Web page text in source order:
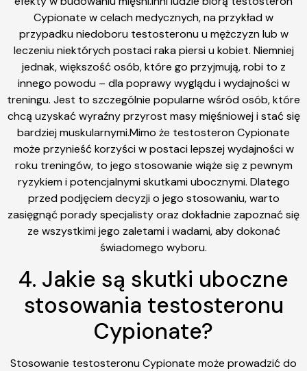
Cypionate w celach medycznych, na przykład w
przypadku niedoboru testosteronu u mężczyzn lub w
leczeniu niektórych postaci raka piersi u kobiet. Niemniej
jednak, większość osób, które go przyjmują, robi to z
innego powodu – dla poprawy wyglądu i wydajności w
treningu. Jest to szczególnie popularne wśród osób, które
chcą uzyskać wyraźny przyrost masy mięśniowej i stać się
bardziej muskularnymi.Mimo że testosteron Cypionate
może przynieść korzyści w postaci lepszej wydajności w
roku treningów, to jego stosowanie wiąże się z pewnym
ryzykiem i potencjalnymi skutkami ubocznymi. Dlatego
przed podjęciem decyzji o jego stosowaniu, warto
zasięgnąć porady specjalisty oraz dokładnie zapoznać się
ze wszystkimi jego zaletami i wadami, aby dokonać
świadomego wyboru.
4. Jakie są skutki uboczne
stosowania testosteronu
Cypionate?
Stosowanie testosteronu Cypionate może prowadzić do